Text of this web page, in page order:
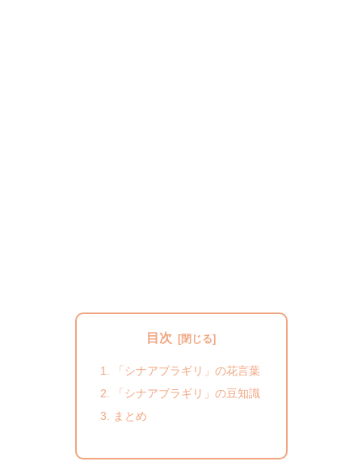
目次
「シナアブラギリ」の花言葉
「シナアブラギリ」の豆知識
まとめ